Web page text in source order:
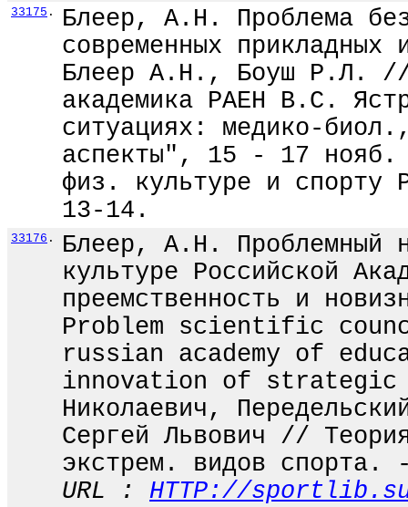
33175 .
Блеер, А.Н. Проблема
современных
Блеер А.Н., Боуш Р.Л. //
академика РАЕН В.С.
ситуациях: медико-
аспекты", 15 - 17 нояб.
физ. культуре и
13-14.
33176 .
Блеер, А.Н. Проблемный
культуре Российской
преемственность и
Problem scientific
russian academy of
innovation of strategic
Николаевич,
Сергей Львович //
экстрем. видов
URL : HTTP://sportlib.su/